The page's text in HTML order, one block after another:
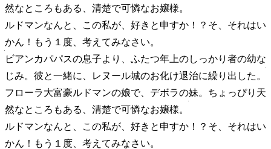
然なところもある、清楚で可憐なお嬢様。
ルドマンなんと、この私が、好きと申すか！？そ、それはい
かん！もう１度、考えてみなさい。
ビアンカパパスの息子より、ふたつ年上のしっかり者の幼な
じみ。彼と一緒に、レヌール城のお化け退治に繰り出した。
フローラ大富豪ルドマンの娘で、デボラの妹。ちょっぴり天
然なところもある、清楚で可憐なお嬢様。
ルドマンなんと、この私が、好きと申すか！？そ、それはい
かん！もう１度、考えてみなさい。